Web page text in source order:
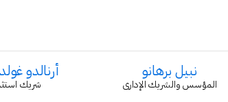
أرنالدو
شريك
نبيل برهانو
المؤسس والشريك الإداري